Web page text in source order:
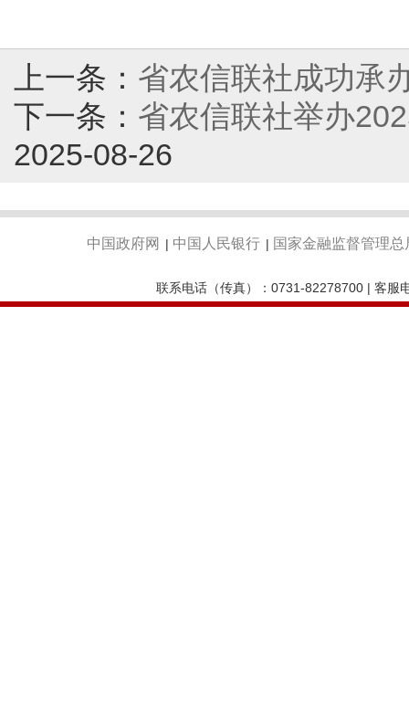
上一条： 省农信联社成功承
下一条： 省农信联社举办
2025-08-26
中国政府网 | 中国人民银行 | 国家金融监督管理总
联系电话（传真）：0731-82278700 | 客服